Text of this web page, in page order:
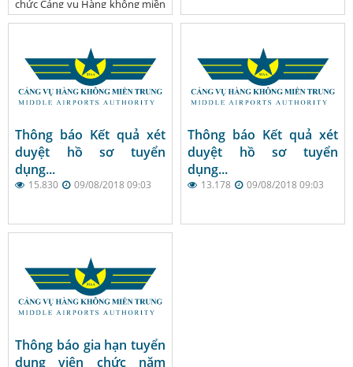
chức Cảng vụ Hàng không miền
Trung năm 2018
Thông báo Kết quả xét
duyệt hồ sơ tuyển
dụng...
15.830 09/08/2018 09:03
Thông báo Kết quả xét
duyệt hồ sơ tuyển
dụng...
13.178 09/08/2018 09:03
Thông báo gia hạn tuyển
dụng viên chức năm